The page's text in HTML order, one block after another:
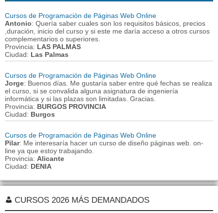
Cursos de Programación de Páginas Web Online
Antonio: Quería saber cuales son los requisitos básicos, precios
,duración, inicio del curso y si este me daría acceso a otros cursos
complementarios o superiores.
Provincia: LAS PALMAS
Ciudad: Las Palmas
Cursos de Programación de Páginas Web Online
Jorge: Buenos días. Me gustaría saber entre qué fechas se realiza
el curso, si se convalida alguna asignatura de ingeniería
informática y si las plazas son limitadas. Gracias.
Provincia: BURGOS PROVINCIA
Ciudad: Burgos
Cursos de Programación de Páginas Web Online
Pilar: Me interesaría hacer un curso de diseño páginas web. on-
line ya que estoy trabajando.
Provincia: Alicante
Ciudad: DENIA
CURSOS 2026 MÁS DEMANDADOS